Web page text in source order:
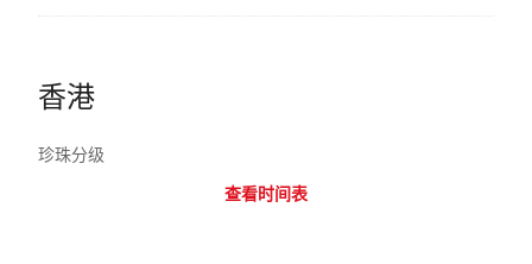
香港
珍珠分级
查看时间表